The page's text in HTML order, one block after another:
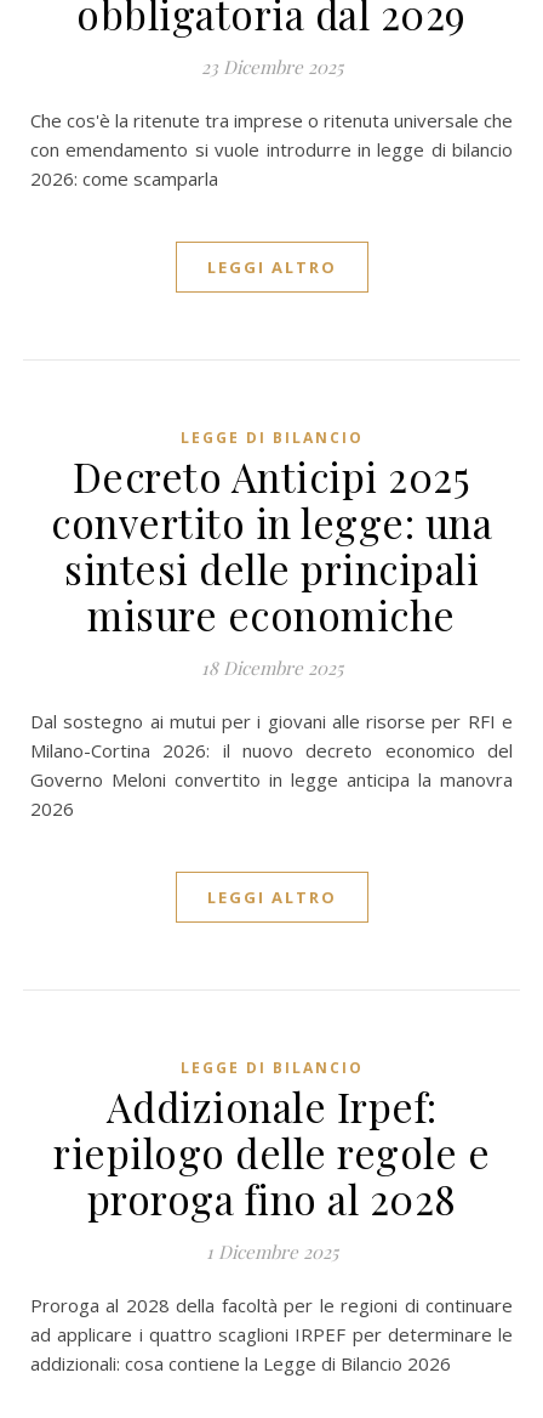
obbligatoria dal 2029
23 Dicembre 2025
Che cos'è la ritenute tra imprese o ritenuta universale che
con emendamento si vuole introdurre in legge di bilancio
2026: come scamparla
LEGGI ALTRO
LEGGE DI BILANCIO
Decreto Anticipi 2025
convertito in legge: una
sintesi delle principali
misure economiche
18 Dicembre 2025
Dal sostegno ai mutui per i giovani alle risorse per RFI e
Milano-Cortina 2026: il nuovo decreto economico del
Governo Meloni convertito in legge anticipa la manovra
2026
LEGGI ALTRO
LEGGE DI BILANCIO
Addizionale Irpef:
riepilogo delle regole e
proroga fino al 2028
1 Dicembre 2025
Proroga al 2028 della facoltà per le regioni di continuare
ad applicare i quattro scaglioni IRPEF per determinare le
addizionali: cosa contiene la Legge di Bilancio 2026